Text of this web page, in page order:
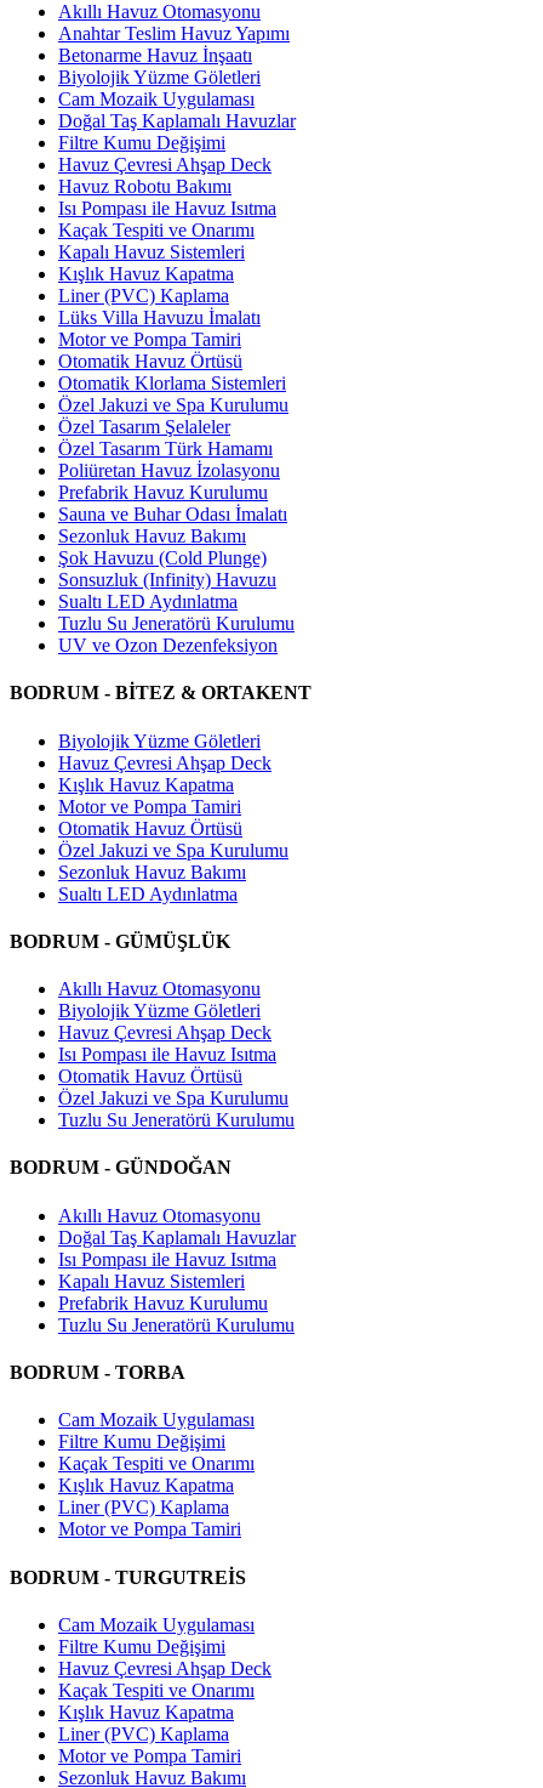
Akıllı Havuz Otomasyonu
Anahtar Teslim Havuz Yapımı
Betonarme Havuz İnşaatı
Biyolojik Yüzme Göletleri
Cam Mozaik Uygulaması
Doğal Taş Kaplamalı Havuzlar
Filtre Kumu Değişimi
Havuz Çevresi Ahşap Deck
Havuz Robotu Bakımı
Isı Pompası ile Havuz Isıtma
Kaçak Tespiti ve Onarımı
Kapalı Havuz Sistemleri
Kışlık Havuz Kapatma
Liner (PVC) Kaplama
Lüks Villa Havuzu İmalatı
Motor ve Pompa Tamiri
Otomatik Havuz Örtüsü
Otomatik Klorlama Sistemleri
Özel Jakuzi ve Spa Kurulumu
Özel Tasarım Şelaleler
Özel Tasarım Türk Hamamı
Poliüretan Havuz İzolasyonu
Prefabrik Havuz Kurulumu
Sauna ve Buhar Odası İmalatı
Sezonluk Havuz Bakımı
Şok Havuzu (Cold Plunge)
Sonsuzluk (Infinity) Havuzu
Sualtı LED Aydınlatma
Tuzlu Su Jeneratörü Kurulumu
UV ve Ozon Dezenfeksiyon
BODRUM - BİTEZ & ORTAKENT
Biyolojik Yüzme Göletleri
Havuz Çevresi Ahşap Deck
Kışlık Havuz Kapatma
Motor ve Pompa Tamiri
Otomatik Havuz Örtüsü
Özel Jakuzi ve Spa Kurulumu
Sezonluk Havuz Bakımı
Sualtı LED Aydınlatma
BODRUM - GÜMÜŞLÜK
Akıllı Havuz Otomasyonu
Biyolojik Yüzme Göletleri
Havuz Çevresi Ahşap Deck
Isı Pompası ile Havuz Isıtma
Otomatik Havuz Örtüsü
Özel Jakuzi ve Spa Kurulumu
Tuzlu Su Jeneratörü Kurulumu
BODRUM - GÜNDOĞAN
Akıllı Havuz Otomasyonu
Doğal Taş Kaplamalı Havuzlar
Isı Pompası ile Havuz Isıtma
Kapalı Havuz Sistemleri
Prefabrik Havuz Kurulumu
Tuzlu Su Jeneratörü Kurulumu
BODRUM - TORBA
Cam Mozaik Uygulaması
Filtre Kumu Değişimi
Kaçak Tespiti ve Onarımı
Kışlık Havuz Kapatma
Liner (PVC) Kaplama
Motor ve Pompa Tamiri
BODRUM - TURGUTREİS
Cam Mozaik Uygulaması
Filtre Kumu Değişimi
Havuz Çevresi Ahşap Deck
Kaçak Tespiti ve Onarımı
Kışlık Havuz Kapatma
Liner (PVC) Kaplama
Motor ve Pompa Tamiri
Sezonluk Havuz Bakımı